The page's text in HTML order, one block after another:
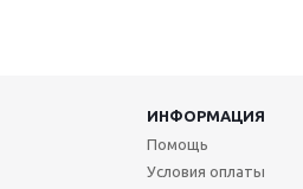
ИНФОРМАЦИЯ
Помощь
Условия оплаты